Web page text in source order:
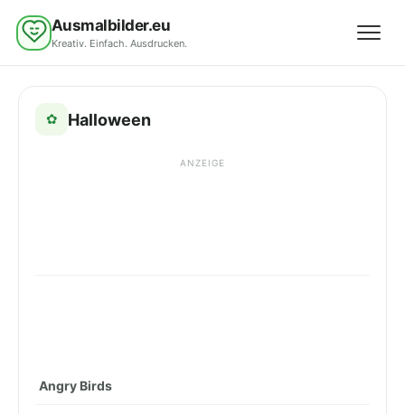
Ausmalbilder.eu
Kreativ. Einfach. Ausdrucken.
✿ Halloween
ANZEIGE
Angry Birds